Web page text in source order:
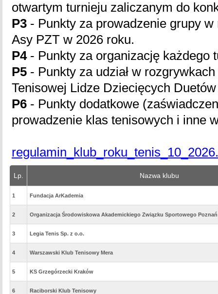
otwartym turnieju zaliczanym do
P3 - Punkty za prowadzenie grupy
Asy PZT w 2026 roku.
P4- Punkty za organizację każdego
P5 - Punkty za udział w
Tenisowej Lidze Dziecięcych
P6 - Punkty dodatkowe
prowadzenie klas tenisowych i inne
Lp. Nazwa klubu
1 Fundacja ArKademia
2 Organizacja Środowiskowa Akademickiego Związku Sportowego Poznań
3 Legia Tenis Sp. z o.o.
4 Warszawski Klub Tenisowy Mera
5 KS Grzegórzecki Kraków
6 Raciborski Klub Tenisowy